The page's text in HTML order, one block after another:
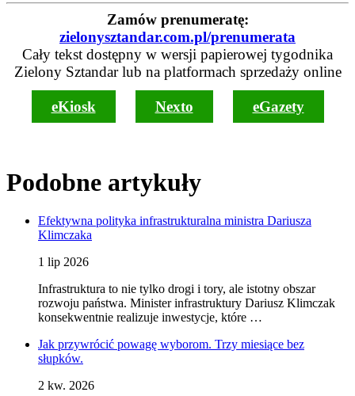
Zamów prenumeratę:
zielonysztandar.com.pl/prenumerata
Cały tekst dostępny w wersji papierowej tygodnika
Zielony Sztandar lub na platformach sprzedaży online
eKiosk Nexto eGazety
Podobne artykuły
Efektywna polityka infrastrukturalna ministra Dariusza
Klimczaka
1 lip 2026
Infrastruktura to nie tylko drogi i tory, ale istotny obszar
rozwoju państwa. Minister infrastruktury Dariusz Klimczak
konsekwentnie realizuje inwestycje, które …
Jak przywrócić powagę wyborom. Trzy miesiące bez
słupków.
2 kw. 2026